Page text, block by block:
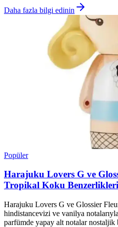
Daha fazla bilgi edinin
Popüler
Harajuku Lovers G ve
Tropikal Koku
Harajuku Lovers G ve Glossier
hindistancevizi ve vanilya
parfümde yapay alt notalar